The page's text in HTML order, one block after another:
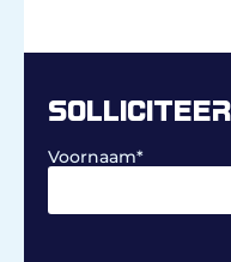
Voornaam*